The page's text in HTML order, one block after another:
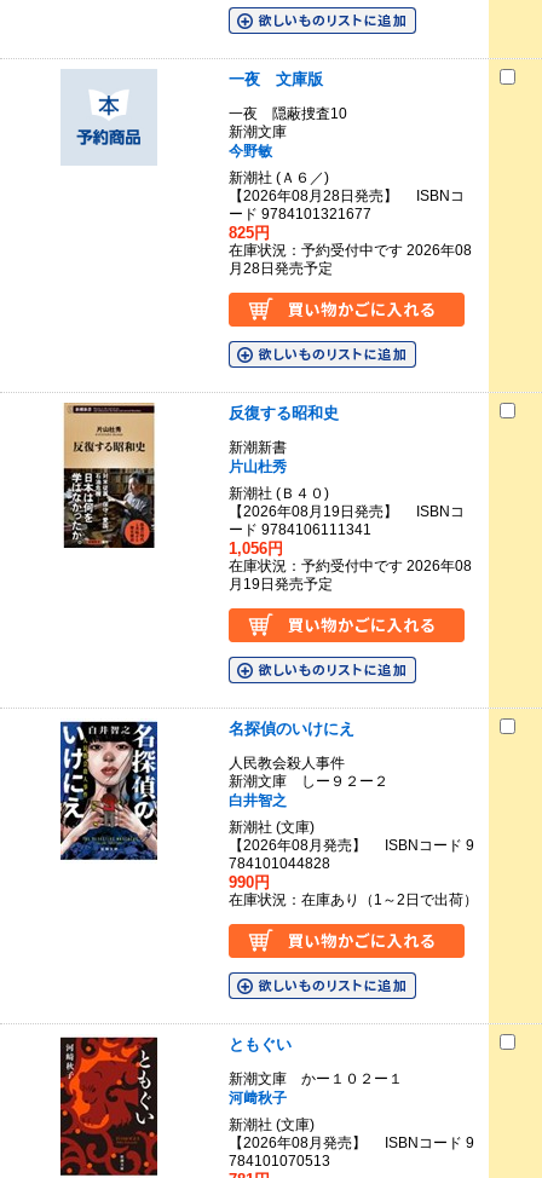
一夜 文庫版
一夜 隠蔽捜査10
新潮文庫
今野敏
新潮社 (Ａ６／)
【2026年08月28日発売】 ISBNコ
ード 9784101321677
825円
在庫状況：予約受付中です 2026年08
月28日発売予定
反復する昭和史
新潮新書
片山杜秀
新潮社 (Ｂ４０)
【2026年08月19日発売】 ISBNコ
ード 9784106111341
1,056円
在庫状況：予約受付中です 2026年08
月19日発売予定
名探偵のいけにえ
人民教会殺人事件
新潮文庫 しー９２ー２
白井智之
新潮社 (文庫)
【2026年08月発売】 ISBNコード 9
784101044828
990円
在庫状況：在庫あり（1～2日で出荷）
ともぐい
新潮文庫 かー１０２ー１
河﨑秋子
新潮社 (文庫)
【2026年08月発売】 ISBNコード 9
784101070513